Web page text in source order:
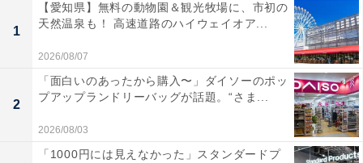
あわせて読みたい
【愛知県】すべて入園無料！ 東海最大級の遊
具、恐竜広場とゴーカート…休日に行きたい
公園3選
1
【愛知県】無料の動物園＆観光牧場に、市初の
天然温泉も！ 高速道路のハイウェイオア...
2026/08/07
2
「面白いのあったから購入〜」ダイソーのポッ
プアップランドリーバッグが話題。“さま...
2026/08/03
「1000円には見えなかった」スタンダードプ